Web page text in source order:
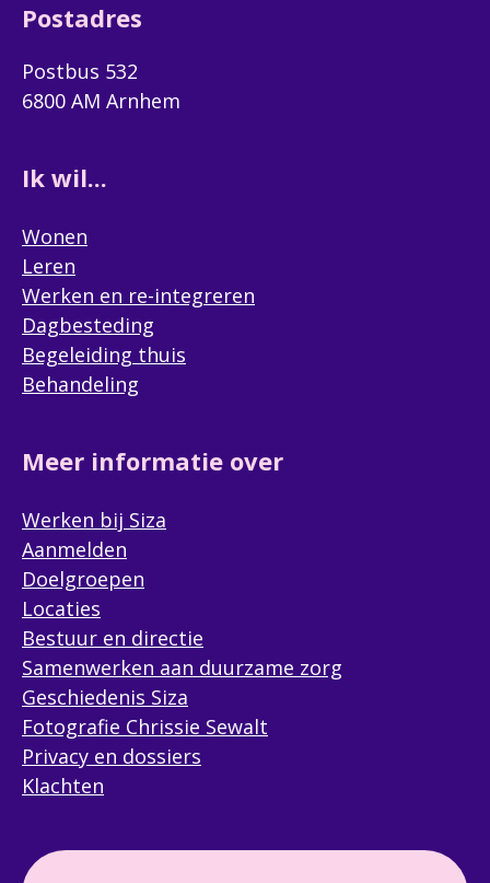
Postadres
Postbus 532
6800 AM Arnhem
Ik wil...
Wonen
Leren
Werken en re-integreren
Dagbesteding
Begeleiding thuis
Behandeling
Meer informatie over
Werken bij Siza
Aanmelden
Doelgroepen
Locaties
Bestuur en directie
Samenwerken aan duurzame zorg
Geschiedenis Siza
Fotografie Chrissie Sewalt
Privacy en dossiers
Klachten